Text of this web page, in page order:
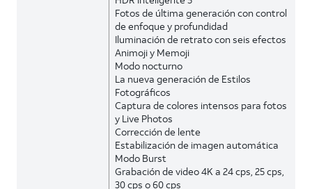
Fotos de última generación con control
de enfoque y profundidad
Iluminación de retrato con seis efectos
Animoji y Memoji
Modo nocturno
La nueva generación de Estilos
Fotográficos
Captura de colores intensos para fotos
y Live Photos
Corrección de lente
Estabilización de imagen automática
Modo Burst
Grabación de video 4K a 24 cps, 25 cps,
30 cps o 60 cps